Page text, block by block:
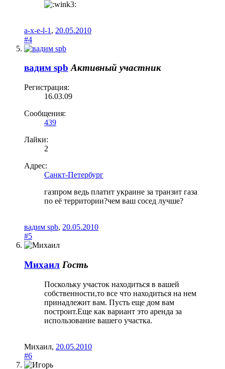
a-x-e-l-1 , 20.05.2010
#4
вадим spb Активный участник
Регистрация:
16.03.09
Сообщения:
439
Лайки:
2
Адрес:
Санкт-Петербург
газпром ведь платит украине за транзит газа
по её территории?чем ваш сосед лучше?
вадим spb, 20.05.2010
#5
Михаил Гость
Поскольку участок находиться в вашей
собственности,то все что находиться на нем
принадлежит вам. Пусть еще дом вам
построит.Еще как вариант это аренда за
использование вашего участка.
Михаил, 20.05.2010
#6